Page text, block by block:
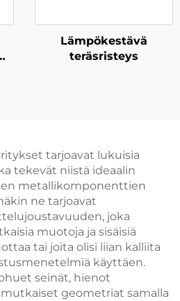
Lämpökestävä
teräsristeys
tarjoavat lukuisia
tekevät niistä ideaalin
metallikomponenttien
ne tarjoavat
joka
muotoja ja sisäisiä
tai joita olisi liian kalliita
käyttäen.
seinät, hienot
geometriat samalla